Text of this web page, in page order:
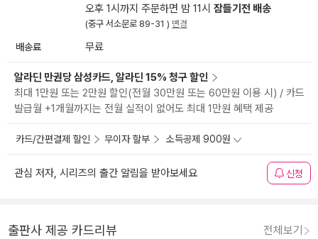
오후 1시까지 주문하면 밤 11시 잠들기전 배송
(중구 서소문로 89-31 ) 변경
배송료 무료
알라딘 만권당 삼성카드, 알라딘 15% 청구 할인
최대 1만원 또는 2만원 할인(전월 30만원 또는 60만원 이용 시) / 카드
발급월 +1개월까지는 전월 실적이 없어도 최대 1만원 혜택 제공
카드/간편결제 할인 무이자 할부 소득공제 900원
관심 저자, 시리즈의 출간 알림을 받아보세요 신청
출판사 제공 카드리뷰 전체보기